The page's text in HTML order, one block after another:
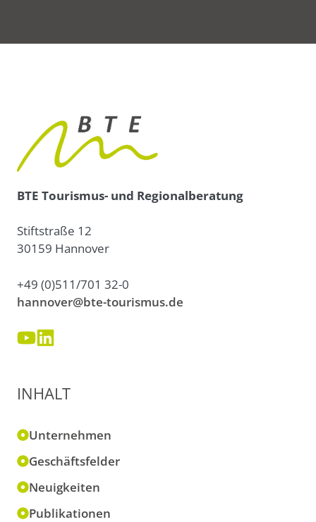
BTE Tourismus- und Regionalberatung
Stiftstraße 12
30159 Hannover
+49 (0)511/701 32-0
hannover@bte-tourismus.de
INHALT
Unternehmen
Geschäftsfelder
Neuigkeiten
Publikationen